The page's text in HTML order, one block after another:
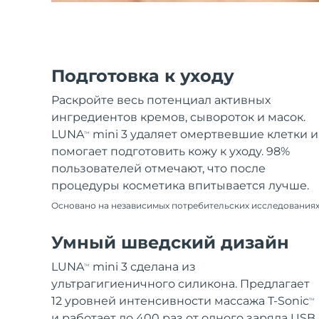
Подготовка к уходу
Раскройте весь потенциал активных
ингредиентов кремов, сывороток и масок.
LUNATM
mini 3 удаляет омертвевшие клетки и
помогает подготовить кожу к уходу. 98%
пользователей отмечают, что после
процедуры косметика впитывается лучше.
Основано на независимых потребительских исследованиях
Умный шведский дизайн
LUNATM
mini 3 сделана из
ультрагигиеничного силикона. Предлагает
12 уровней интенсивности массажа T-SonicTM